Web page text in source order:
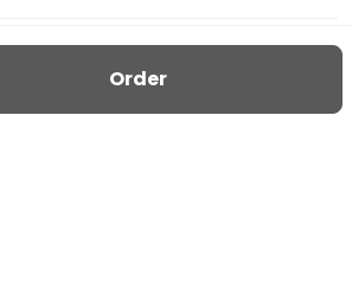
Order